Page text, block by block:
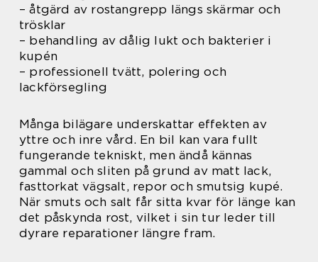
– åtgärd av rostangrepp längs skärmar och
trösklar
– behandling av dålig lukt och bakterier i
kupén
– professionell tvätt, polering och
lackförsegling
Många bilägare underskattar effekten av
yttre och inre vård. En bil kan vara fullt
fungerande tekniskt, men ändå kännas
gammal och sliten på grund av matt lack,
fasttorkat vägsalt, repor och smutsig kupé.
När smuts och salt får sitta kvar för länge kan
det påskynda rost, vilket i sin tur leder till
dyrare reparationer längre fram.